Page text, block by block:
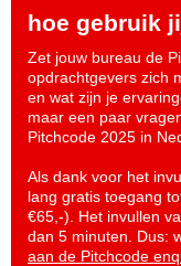
hoe gebruik
Zet jouw bureau de
opdrachtgevers zich
en wat zijn je
maar een paar
Pitchcode 2025 in
Als dank voor het
lang gratis toegang
€65,-). Het invullen
dan 5 minuten. Dus:
aan de Pitchcode